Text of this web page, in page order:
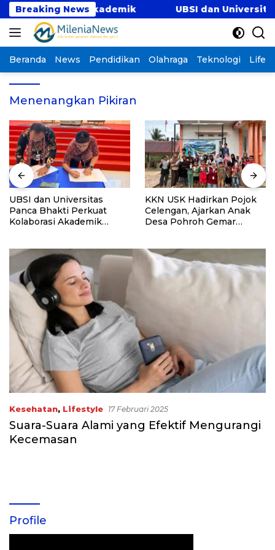
Langsung
ke
konten
Breaking News
Kolaborasi Akademik UBSI dan Universitas
Beranda News Pendidikan Olahraga Teknologi
Menenangkan Pikiran
UBSI dan Universitas
Panca Bhakti Perkuat
Kolaborasi Akademik
KKN USK Hadirkan Pojok
Celengan, Ajarkan Anak
Desa Pohroh Gemar
Kesehatan, Lifestyle 17 Februari 2025
Suara-Suara Alami yang Efektif Mengurangi
Kecemasan
Profile